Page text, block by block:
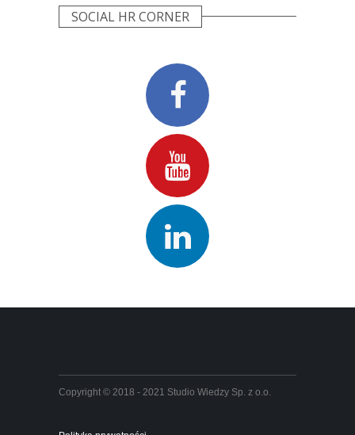
SOCIAL HR CORNER
Copyright © 2018 - 2021 Studio Wiedzy Sp. z o.o.